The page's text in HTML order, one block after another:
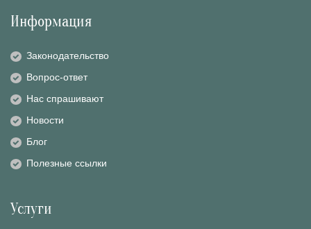
Информация
Законодательство
Вопрос-ответ
Нас спрашивают
Новости
Блог
Полезные ссылки
Услуги